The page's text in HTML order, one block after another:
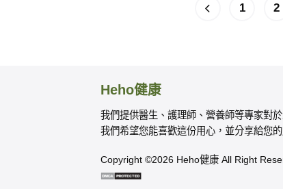
1 2
Heho健康
我們提供醫生、護理師、營養師等專家對
我們希望您能喜歡這份用心，並分享給您的
Copyright ©2026 Heho健康 All Right